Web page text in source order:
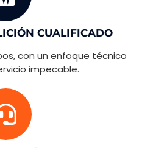
CUALIFICADO
con un enfoque técnico
impecable.